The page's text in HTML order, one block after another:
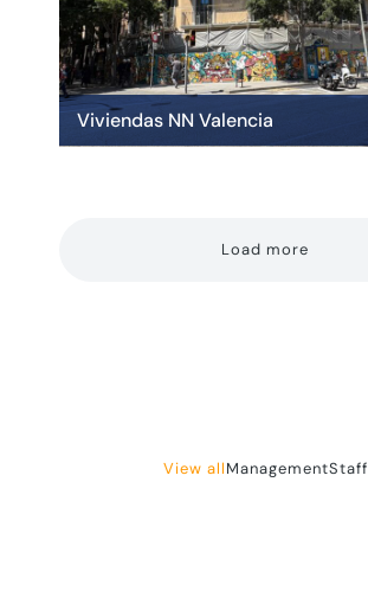
Viviendas NN Valencia
Load more
View allManagementStaff